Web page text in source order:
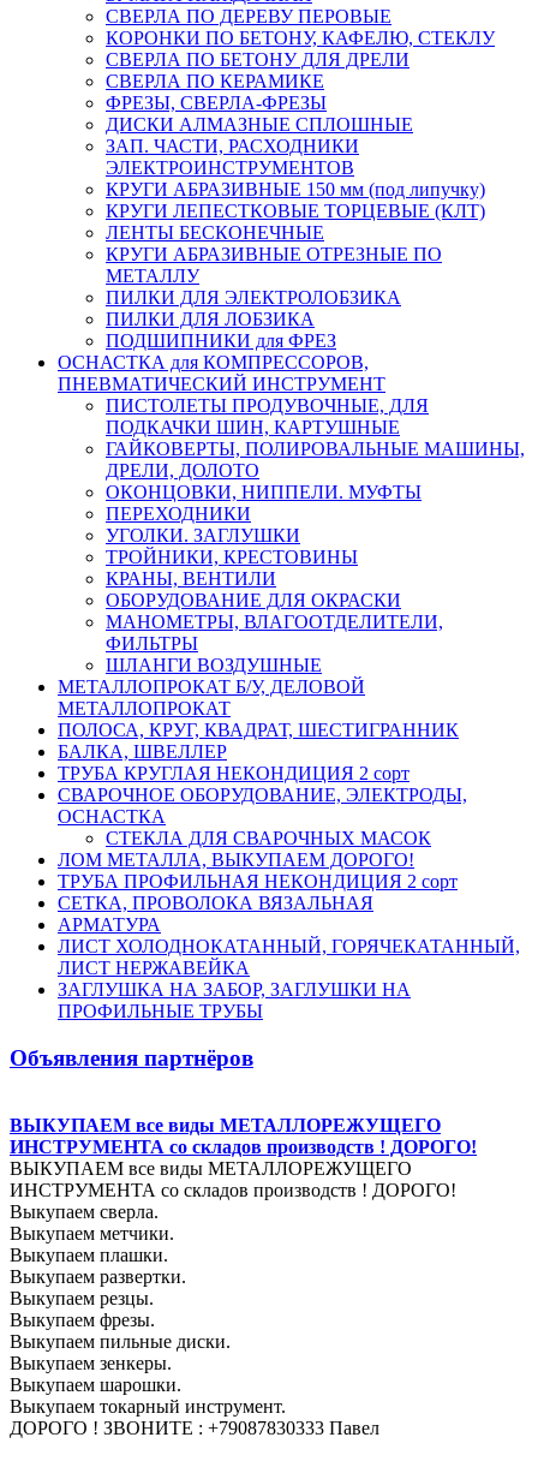
СВЕРЛА ПО ДЕРЕВУ ПЕРОВЫЕ
КОРОНКИ ПО БЕТОНУ, КАФЕЛЮ, СТЕКЛУ
СВЕРЛА ПО БЕТОНУ ДЛЯ ДРЕЛИ
СВЕРЛА ПО КЕРАМИКЕ
ФРЕЗЫ, СВЕРЛА-ФРЕЗЫ
ДИСКИ АЛМАЗНЫЕ СПЛОШНЫЕ
ЗАП. ЧАСТИ, РАСХОДНИКИ
ЭЛЕКТРОИНСТРУМЕНТОВ
КРУГИ АБРАЗИВНЫЕ 150 мм (под липучку)
КРУГИ ЛЕПЕСТКОВЫЕ ТОРЦЕВЫЕ (КЛТ)
ЛЕНТЫ БЕСКОНЕЧНЫЕ
КРУГИ АБРАЗИВНЫЕ ОТРЕЗНЫЕ ПО
МЕТАЛЛУ
ПИЛКИ ДЛЯ ЭЛЕКТРОЛОБЗИКА
ПИЛКИ ДЛЯ ЛОБЗИКА
ПОДШИПНИКИ для ФРЕЗ
ОСНАСТКА для КОМПРЕССОРОВ,
ПНЕВМАТИЧЕСКИЙ ИНСТРУМЕНТ
ПИСТОЛЕТЫ ПРОДУВОЧНЫЕ, ДЛЯ
ПОДКАЧКИ ШИН, КАРТУШНЫЕ
ГАЙКОВЕРТЫ, ПОЛИРОВАЛЬНЫЕ МАШИНЫ,
ДРЕЛИ, ДОЛОТО
ОКОНЦОВКИ, НИППЕЛИ. МУФТЫ
ПЕРЕХОДНИКИ
УГОЛКИ. ЗАГЛУШКИ
ТРОЙНИКИ, КРЕСТОВИНЫ
КРАНЫ, ВЕНТИЛИ
ОБОРУДОВАНИЕ ДЛЯ ОКРАСКИ
МАНОМЕТРЫ, ВЛАГООТДЕЛИТЕЛИ,
ФИЛЬТРЫ
ШЛАНГИ ВОЗДУШНЫЕ
МЕТАЛЛОПРОКАТ Б/У, ДЕЛОВОЙ
МЕТАЛЛОПРОКАТ
ПОЛОСА, КРУГ, КВАДРАТ, ШЕСТИГРАННИК
БАЛКА, ШВЕЛЛЕР
ТРУБА КРУГЛАЯ НЕКОНДИЦИЯ 2 сорт
СВАРОЧНОЕ ОБОРУДОВАНИЕ, ЭЛЕКТРОДЫ,
ОСНАСТКА
СТЕКЛА ДЛЯ СВАРОЧНЫХ МАСОК
ЛОМ МЕТАЛЛА, ВЫКУПАЕМ ДОРОГО!
ТРУБА ПРОФИЛЬНАЯ НЕКОНДИЦИЯ 2 сорт
СЕТКА, ПРОВОЛОКА ВЯЗАЛЬНАЯ
АРМАТУРА
ЛИСТ ХОЛОДНОКАТАННЫЙ, ГОРЯЧЕКАТАННЫЙ,
ЛИСТ НЕРЖАВЕЙКА
ЗАГЛУШКА НА ЗАБОР, ЗАГЛУШКИ НА
ПРОФИЛЬНЫЕ ТРУБЫ
Объявления партнёров
ВЫКУПАЕМ все виды МЕТАЛЛОРЕЖУЩЕГО
ИНСТРУМЕНТА со складов производств ! ДОРОГО!
ВЫКУПАЕМ все виды МЕТАЛЛОРЕЖУЩЕГО
ИНСТРУМЕНТА со складов производств ! ДОРОГО!
Выкупаем сверла.
Выкупаем метчики.
Выкупаем плашки.
Выкупаем развертки.
Выкупаем резцы.
Выкупаем фрезы.
Выкупаем пильные диски.
Выкупаем зенкеры.
Выкупаем шарошки.
Выкупаем токарный инструмент.
ДОРОГО ! ЗВОНИТЕ : +79087830333 Павел